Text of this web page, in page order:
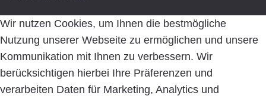
Wir nutzen Cookies, um Ihnen die bestmögliche
Nutzung unserer Webseite zu ermöglichen und unsere
Kommunikation mit Ihnen zu verbessern. Wir
berücksichtigen hierbei Ihre Präferenzen und
verarbeiten Daten für Marketing, Analytics und